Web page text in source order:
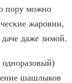
пору можно
жаровни,
даже зимой.
шашлыков